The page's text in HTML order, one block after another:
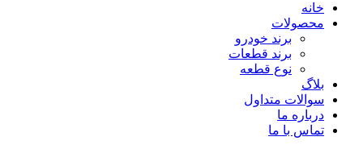
خانه
محصولات
برند خودرو
برند قطعات
نوع قطعه
بلاگ
سوالات متداول
درباره ما
تماس با ما